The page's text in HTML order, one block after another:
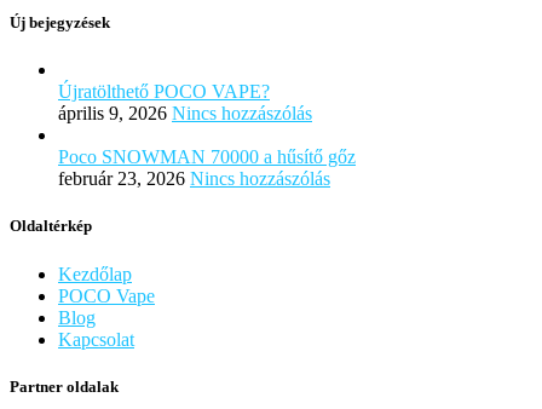
Új bejegyzések
Újratölthető POCO VAPE?
április 9, 2026 Nincs hozzászólás
Poco SNOWMAN 70000 a hűsítő gőz
február 23, 2026 Nincs hozzászólás
Oldaltérkép
Kezdőlap
POCO Vape
Blog
Kapcsolat
Partner oldalak